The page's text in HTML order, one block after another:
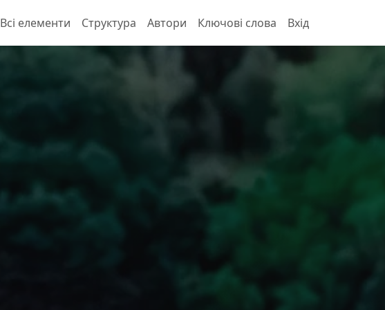
Всі елементи Структура Автори Ключові слова Вхід